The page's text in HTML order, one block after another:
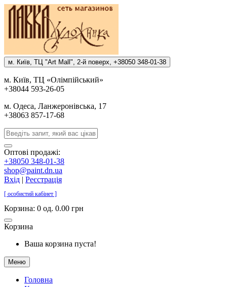
м. Киïв, ТЦ "Art Mall", 2-й поверх, +38050 348-01-38
м. Киïв, ТЦ «Олiмпiйський»
+38044 593-26-05
м. Одеса, Ланжеронiвська, 17
+38063 857-17-68
Оптові продажі:
+38050 348-01-38
shop@paint.dn.ua
Вхід | Реєстрація
[ особистий кабінет ]
Корзина: 0 од. 0.00 грн
Корзина
Ваша корзина пуста!
Меню
Головна